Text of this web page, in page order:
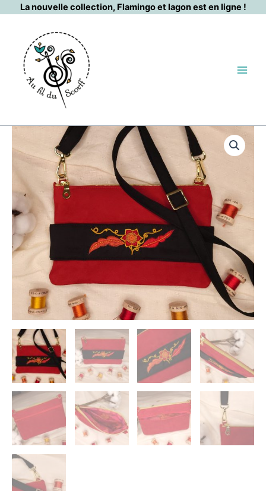
La nouvelle collection, Flamingo et lagon est en ligne !
de
Fleur